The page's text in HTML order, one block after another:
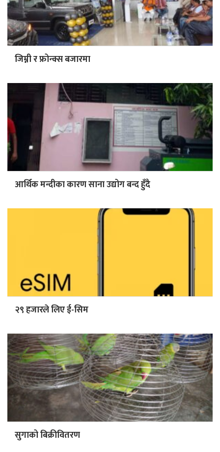
जिम्नी र फ्रोन्क्स बजारमा
आर्थिक मन्दीका कारण साना उद्योग बन्द हुँदै
२९ हजारले लिए ई-सिम
सुगाको बिक्रीवितरण